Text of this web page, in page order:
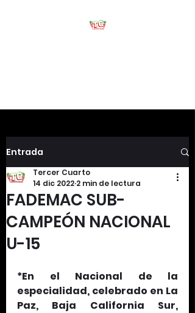
Entrada
FADEMAC SUB-
CAMPEÓN NACIONAL
U-15
Tercer Cuarto
14 dic 2022 2 min de lectura
*En el Nacional de la
especialidad, celebrado en La
Paz, Baja California Sur,